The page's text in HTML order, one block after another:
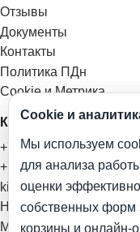
Отзывы
Документы
Контакты
Политика ПДн
Cookie и Метрика
Контакты и соцсети
+7 (978) 961-79-19
+7 (978) 031-03-19
kinezisfit@yandex.ru
Написать в VK
Мы в VK
Cookie и
Мы используем
для анализа
оценки
собственных форм
корзины и онлайн-